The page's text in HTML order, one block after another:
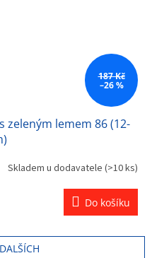
187 Kč
–26 %
zeleným lemem 86 (12-
Skladem u dodavatele (>10 ks)
Do košíku